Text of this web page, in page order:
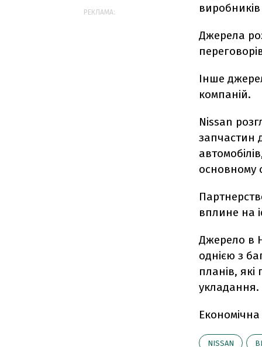
Джерела
Інше
компаній.
Nissan
запчастин
основному
вплине на
Джерело в
однією з
планів,
укладання.
NISSAN
РЕКЛАМА: